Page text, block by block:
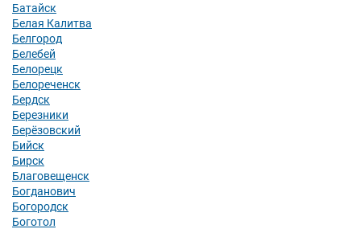
Батайск
Белая Калитва
Белгород
Белебей
Белорецк
Белореченск
Бердск
Березники
Берёзовский
Бийск
Бирск
Благовещенск
Богданович
Богородск
Боготол